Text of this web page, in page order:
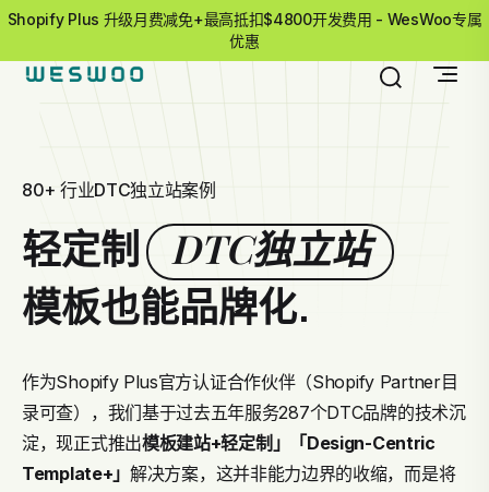
Shopify Plus 升级月费减免+最高抵扣$4800开发费用 - WesWoo专属
优惠
80+ 行业DTC独立站案例
轻定制 DTC独立站
模板也能品牌化.
作为Shopify Plus官方认证合作伙伴（Shopify Partner目
录可查），我们基于过去五年服务287个DTC品牌的技术沉
淀，现正式推出模板建站+轻定制」
「Design-Centric
Template+」 解决方案，这并非能力边界的收缩，而是将